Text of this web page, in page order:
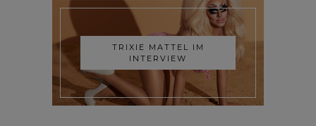
TRIXIE MATTEL IM
INTERVIEW